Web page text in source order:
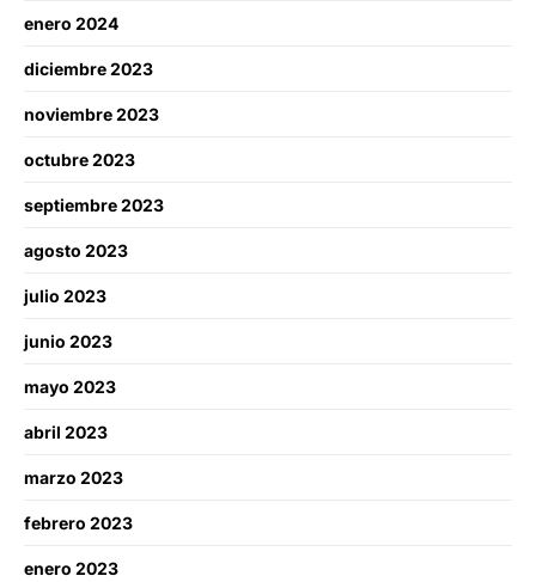
enero 2024
diciembre 2023
noviembre 2023
octubre 2023
septiembre 2023
agosto 2023
julio 2023
junio 2023
mayo 2023
abril 2023
marzo 2023
febrero 2023
enero 2023